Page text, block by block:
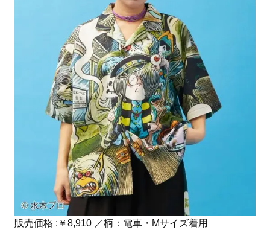
販売価格 :￥8,910 ／柄：電車・Mサイズ着用